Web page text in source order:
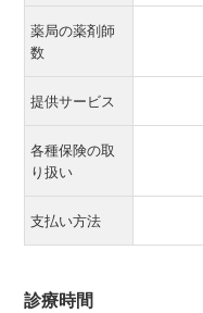
薬局の薬剤師
数
提供サービス
各種保険の取
り扱い
支払い方法
診療時間